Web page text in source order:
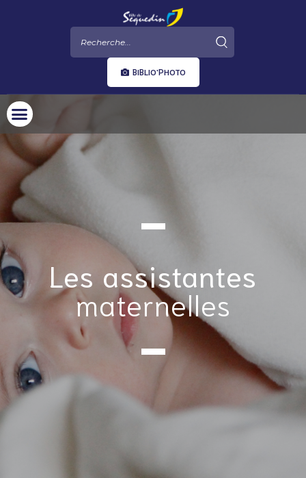
BIBLIO'PHOTO
Les assistantes
maternelles